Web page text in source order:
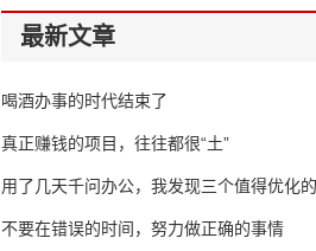
最新文章
喝酒办事的时代结束了
真正赚钱的项目，往往都很“土”
用了几天千问办公，我发现三个值得优化
不要在错误的时间，努力做正确的事情